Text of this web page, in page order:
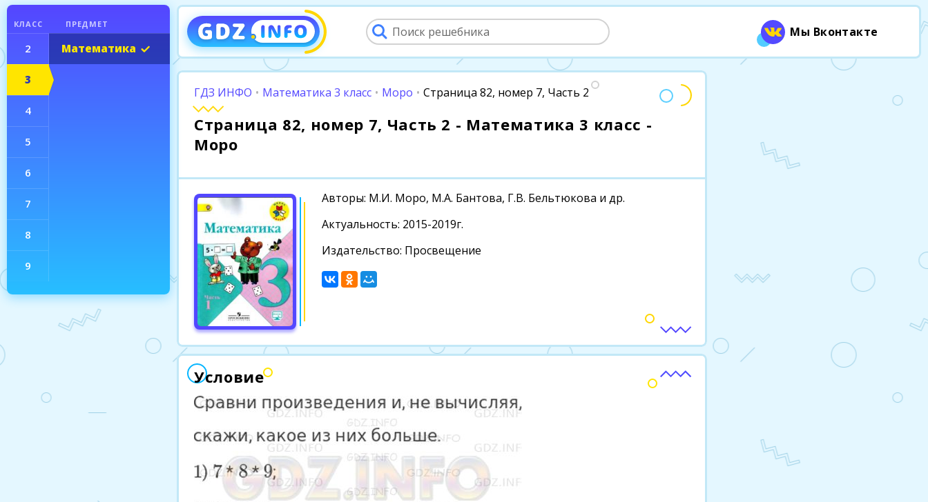
ГДЗ ИНФО • Математика 3 класс • Моро • Страница 82, номер 7, Часть 2
Страница 82, номер 7, Часть 2 - Математика 3 класс -
Моро
Авторы: М.И. Моро, М.А. Бантова, Г.В. Бельтюкова и др.
Актуальность: 2015-2019г.
Издательство: Просвещение
Условие
КЛАСС ПРЕДМЕТ
2
3
Математика
4
5
6
7
8
9
Мы Вконтакте